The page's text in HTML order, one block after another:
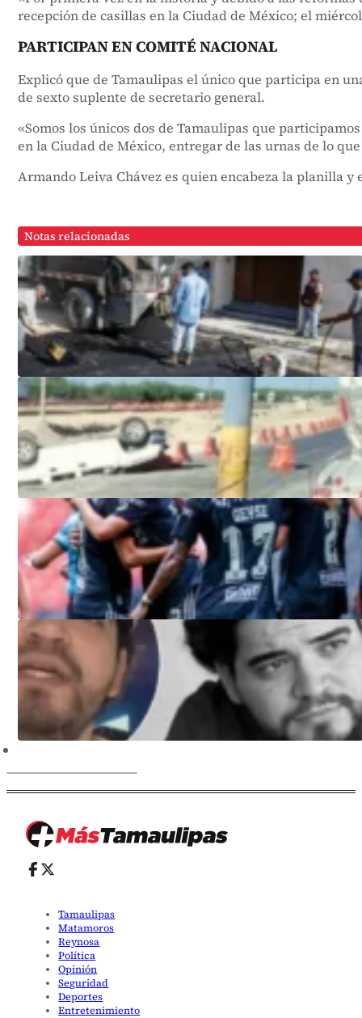
recepción de casillas en la Ciudad de México; el
PARTICIPAN EN COMITÉ NACIONAL
Explicó que de Tamaulipas el único que participa en
de sexto suplente de secretario general.
«Somos los únicos dos de Tamaulipas que
en la Ciudad de México, entregar de las urnas de lo
Armando Leiva Chávez es quien encabeza la planilla
Notas relacionadas
Tamaulipas
Matamoros
Reynosa
Política
Opinión
Seguridad
Deportes
Entretenimiento